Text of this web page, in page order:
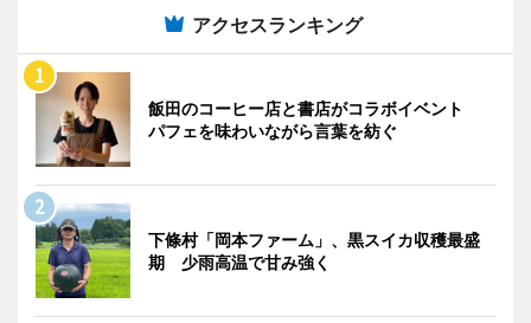
アクセスランキング
飯田のコーヒー店と書店がコラボイベント
パフェを味わいながら言葉を紡ぐ
下條村「岡本ファーム」、黒スイカ収穫最盛
期 少雨高温で甘み強く